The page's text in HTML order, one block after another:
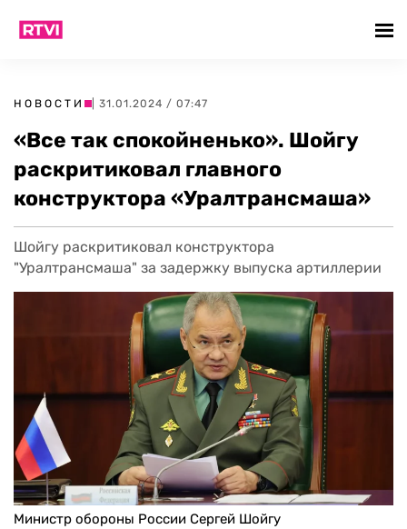
НОВОСТИ | 31.01.2024 / 07:47
«Все так спокойненько». Шойгу
раскритиковал главного
конструктора «Уралтрансмаша»
Шойгу раскритиковал конструктора
"Уралтрансмаша" за задержку выпуска артиллерии
Министр обороны России Сергей Шойгу